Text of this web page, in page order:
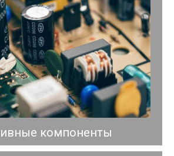
компоненты